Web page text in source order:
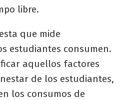
libre.
que mide
estudiantes consumen.
aquellos factores
de los estudiantes,
los consumos de